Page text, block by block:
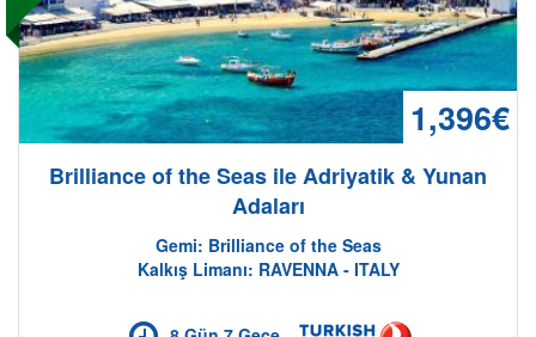
1,396€
Brilliance of the Seas ile Adriyatik & Yunan
Adaları
Gemi: Brilliance of the Seas
Kalkış Limanı: RAVENNA - ITALY